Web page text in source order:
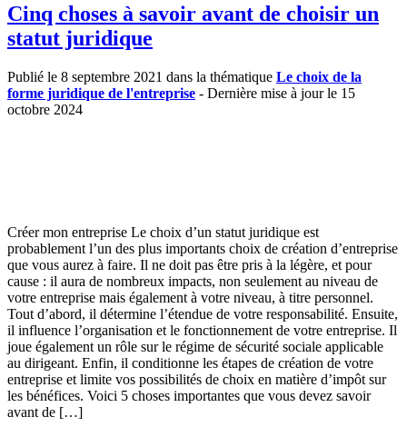
Cinq choses à savoir avant de choisir un
statut juridique
Publié le 8 septembre 2021 dans la thématique Le choix de la
forme juridique de l'entreprise - Dernière mise à jour le 15
octobre 2024
Créer mon entreprise Le choix d’un statut juridique est
probablement l’un des plus importants choix de création d’entreprise
que vous aurez à faire. Il ne doit pas être pris à la légère, et pour
cause : il aura de nombreux impacts, non seulement au niveau de
votre entreprise mais également à votre niveau, à titre personnel.
Tout d’abord, il détermine l’étendue de votre responsabilité. Ensuite,
il influence l’organisation et le fonctionnement de votre entreprise. Il
joue également un rôle sur le régime de sécurité sociale applicable
au dirigeant. Enfin, il conditionne les étapes de création de votre
entreprise et limite vos possibilités de choix en matière d’impôt sur
les bénéfices. Voici 5 choses importantes que vous devez savoir
avant de […]